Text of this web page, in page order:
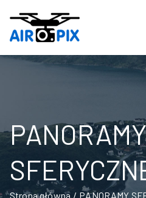
Strona główna PANORAMY